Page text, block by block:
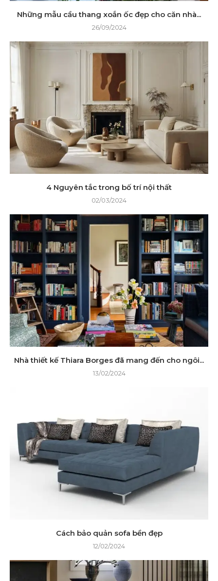
Những mẫu cầu thang xoắn ốc đẹp cho căn nhà...
26/09/2024
4 Nguyên tắc trong bố trí nội thất
02/03/2024
Nhà thiết kế Thiara Borges đã mang đến cho ngôi...
13/02/2024
Cách bảo quản sofa bền đẹp
12/02/2024